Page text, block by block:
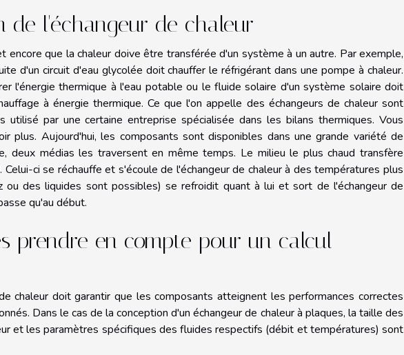
de l'échangeur de chaleur
encore que la chaleur doive être transférée d'un système à un autre. Par exemple,
d'un circuit d'eau glycolée doit chauffer le réfrigérant dans une pompe à chaleur.
l'énergie thermique à l'eau potable ou le fluide solaire d'un système solaire doit
à énergie thermique. Ce que l'on appelle des échangeurs de chaleur sont
utilisé par une certaine entreprise spécialisée dans les bilans thermiques. Vous
plus. Aujourd'hui, les composants sont disponibles dans une grande variété de
deux médias les traversent en même temps. Le milieu le plus chaud transfère
ci se réchauffe et s'écoule de l'échangeur de chaleur à des températures plus
ou des liquides sont possibles) se refroidit quant à lui et sort de l'échangeur de
qu'au début.
prendre en compte pour un calcul
chaleur doit garantir que les composants atteignent les performances correctes
Dans le cas de la conception d'un échangeur de chaleur à plaques, la taille des
et les paramètres spécifiques des fluides respectifs (débit et températures) sont